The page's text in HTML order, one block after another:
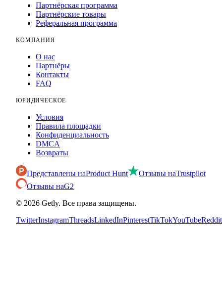
Партнёрская программа
Партнёрские товары
Реферальная программа
КОМПАНИЯ
О нас
Партнёры
Контакты
FAQ
ЮРИДИЧЕСКОЕ
Условия
Правила площадки
Конфиденциальность
DMCA
Возвраты
Представлены наProduct Hunt Отзывы наTrustpilot
Отзывы наG2
© 2026 Getly. Все права защищены.
TwitterInstagramThreadsLinkedInPinterestTikTokYouTubeReddit